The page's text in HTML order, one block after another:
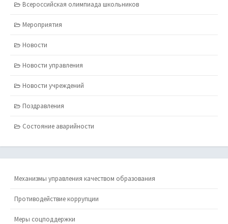
Всероссийская олимпиада школьников
Мероприятия
Новости
Новости управления
Новости учреждений
Поздравления
Состояние аварийности
Механизмы управления качеством образования
Противодействие коррупции
Меры соцподдержки